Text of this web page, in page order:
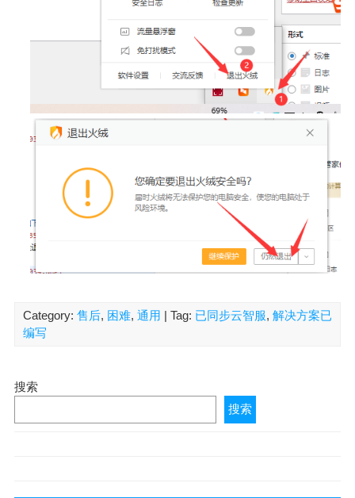
Category: 售后, 困难, 通用 | Tag: 已同步云智服, 解决方案已
编写
搜索
搜索